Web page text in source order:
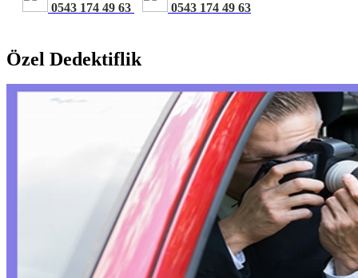
0543 174 49 63 0543 174 49 63
Özel Dedektiflik